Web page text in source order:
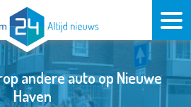
andere auto op Nieuwe
Haven